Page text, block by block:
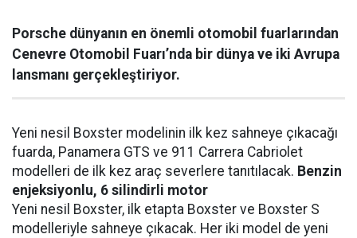
Porsche dünyanın en önemli otomobil fuarlarından
Cenevre Otomobil Fuarı’nda bir dünya ve iki Avrupa
lansmanı gerçekleştiriyor.
Yeni nesil Boxster modelinin ilk kez sahneye çıkacağı
fuarda, Panamera GTS ve 911 Carrera Cabriolet
modelleri de ilk kez araç severlere tanıtılacak. Benzin
enjeksiyonlu, 6 silindirli motor
Yeni nesil Boxster, ilk etapta Boxster ve Boxster S
modelleriyle sahneye çıkacak. Her iki model de yeni